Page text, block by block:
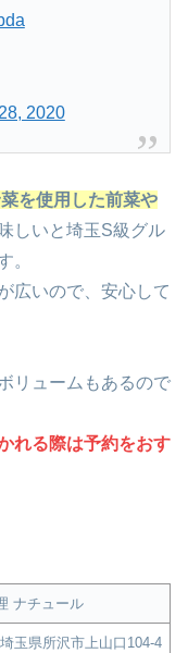
2020
を使用した前菜や
しいと埼玉S級グル
。
広いので、安心して
リュームもあるので
れる際は予約をおす
ナチュール
玉県所沢市上山口104-4